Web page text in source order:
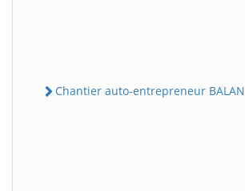
Chantier auto-entrepreneur BALAN